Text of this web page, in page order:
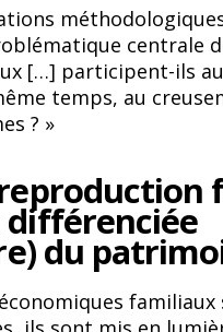
centrale
[…] participent-ils
temps, au
? »
du